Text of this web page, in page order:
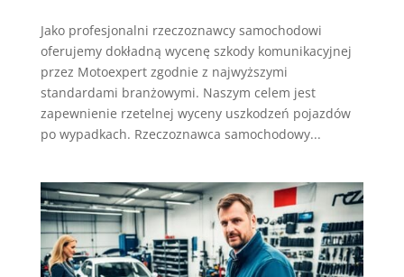
Jako profesjonalni rzeczoznawcy samochodowi
oferujemy dokładną wycenę szkody komunikacyjnej
przez Motoexpert zgodnie z najwyższymi
standardami branżowymi. Naszym celem jest
zapewnienie rzetelnej wyceny uszkodzeń pojazdów
po wypadkach. Rzeczoznawca samochodowy...